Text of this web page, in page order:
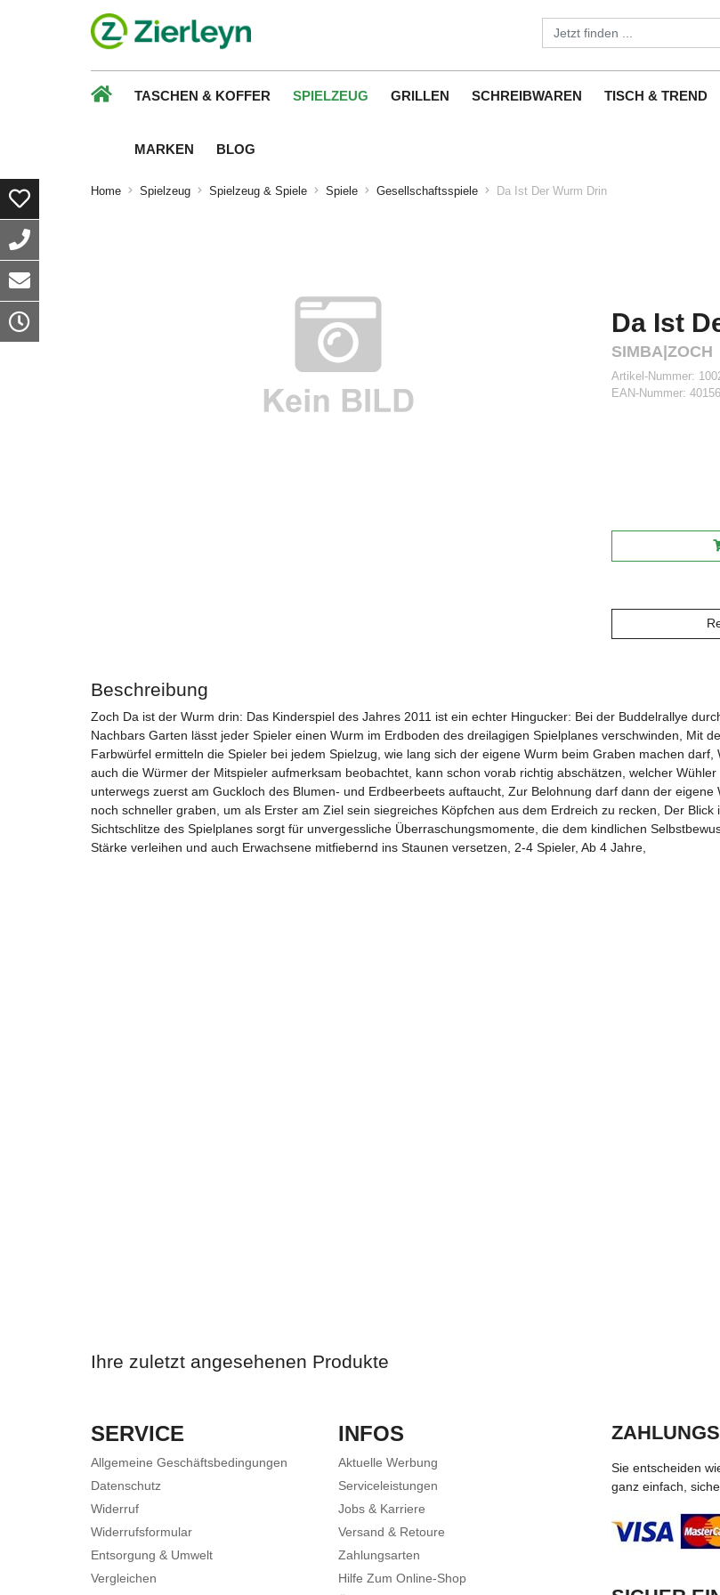
TASCHEN & KOFFER SPIELZEUG GRILLEN SCHREIBWAREN TISCH & TREND
MARKEN BLOG
Home Spielzeug Spielzeug & Spiele Spiele Gesellschaftsspiele Da Ist Der Wurm Drin
Da Ist
SIMBA|ZOCH
Artikel-Nummer:
EAN-Nummer:
Beschreibung
Zoch Da ist der Wurm drin: Das Kinderspiel des Jahres 2011 ist ein echter Hingucker: Bei der Buddelrallye
Nachbars Garten lässt jeder Spieler einen Wurm im Erdboden des dreilagigen Spielplanes verschwinden, Mit
Farbwürfel ermitteln die Spieler bei jedem Spielzug, wie lang sich der eigene Wurm beim Graben machen darf,
auch die Würmer der Mitspieler aufmerksam beobachtet, kann schon vorab richtig abschätzen, welcher Wühler
unterwegs zuerst am Guckloch des Blumen- und Erdbeerbeets auftaucht, Zur Belohnung darf dann der eigene
noch schneller graben, um als Erster am Ziel sein siegreiches Köpfchen aus dem Erdreich zu recken, Der Blick
Sichtschlitze des Spielplanes sorgt für unvergessliche Überraschungsmomente, die dem kindlichen
Stärke verleihen und auch Erwachsene mitfiebernd ins Staunen versetzen, 2-4 Spieler, Ab 4 Jahre,
Ihre zuletzt angesehenen Produkte
SERVICE
Allgemeine Geschäftsbedingungen
Datenschutz
Widerruf
Widerrufsformular
Entsorgung & Umwelt
Vergleichen
INFOS
Aktuelle Werbung
Serviceleistungen
Jobs & Karriere
Versand & Retoure
Zahlungsarten
Hilfe Zum Online-Shop
Sie entscheiden
ganz einfach,